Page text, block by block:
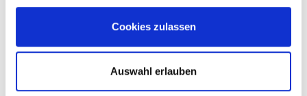
Cookies zulassen
Auswahl erlauben
Broschüre Hebe- und Transportlösungen